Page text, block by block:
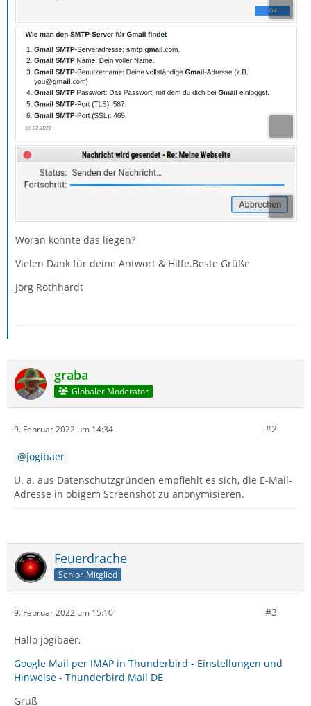
Woran könnte das liegen?
Vielen Dank für deine Antwort & Hilfe.Beste Grüße
Jörg Rothhardt
graba
Globaler Moderator
9. Februar 2022 um 14:34 #2
jogibaer
U. a. aus Datenschutzgründen empfiehlt es sich, die E-Mail-
Adresse in obigem Screenshot zu anonymisieren.
Feuerdrache
Senior-Mitglied
9. Februar 2022 um 15:10 #3
Hallo jogibaer,
Google Mail per IMAP in Thunderbird - Einstellungen und
Hinweise - Thunderbird Mail DE
Gruß